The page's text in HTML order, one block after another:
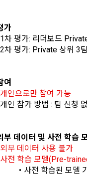
5. “기업회원”이라
사”와 일정 계약을
7. “대회"라 함은 “기
의뢰하는 경연대회
9. "아이디"라 함은
를 말한다.
10. "비밀번호"라 함
하고 "회원"의 권익
그 무엇보다도, 개인
2. 개인정보의 수집
데이콘 주식회사(이
1) 회원관리
회원제 서비스 이용
고지사항 전달
DACON에서 제공하
행, 교육 등) 정보 수
2021.05.25
가
1차 평가: 리더보드
2차 평가: Private 상위 3
여
개인으로만 참여 가능
개인 참가 방법 : 팀 신청
부 데이터 및 사전 학습
외부 데이터 사용 불가
사전 학습 모델(Pre-
사전 학습된 모델